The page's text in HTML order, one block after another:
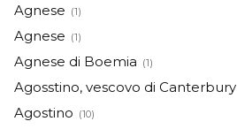
Agnese (1)
Agnese (1)
Agnese di Boemia (1)
Agosstino, vescovo di Canterbury
Agostino (10)